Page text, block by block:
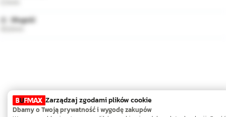
Długość
Zarządzaj zgodami plików cookie
Dbamy o Twoją prywatność i wygodę zakupów